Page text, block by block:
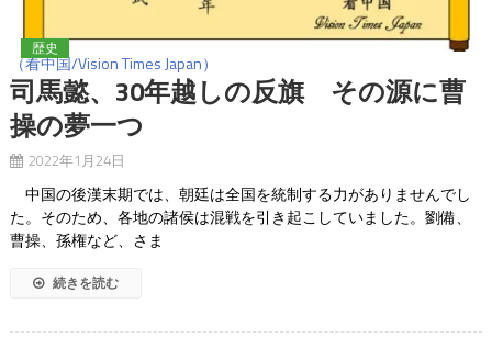
（看中国/Vision Times Japan）
歴史
司馬懿、30年越しの反旗 その源に曹
操の夢一つ
2022年1月24日
中国の後漢末期では、朝廷は全国を統制する力がありませんでし
た。そのため、各地の諸侯は混戦を引き起こしていました。劉備、
曹操、孫権など、さま
続きを読む